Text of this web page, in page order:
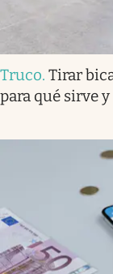
Truco. Tirar
para qué sirve